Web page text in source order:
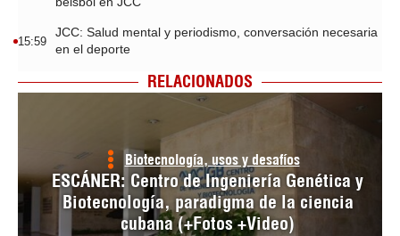
15:59
JCC: Salud mental y periodismo, conversación necesaria
en el deporte
RELACIONADOS
Biotecnología, usos y desafíos
ESCÁNER: Centro de Ingeniería Genética y
Biotecnología, paradigma de la ciencia
cubana (+Fotos +Video)